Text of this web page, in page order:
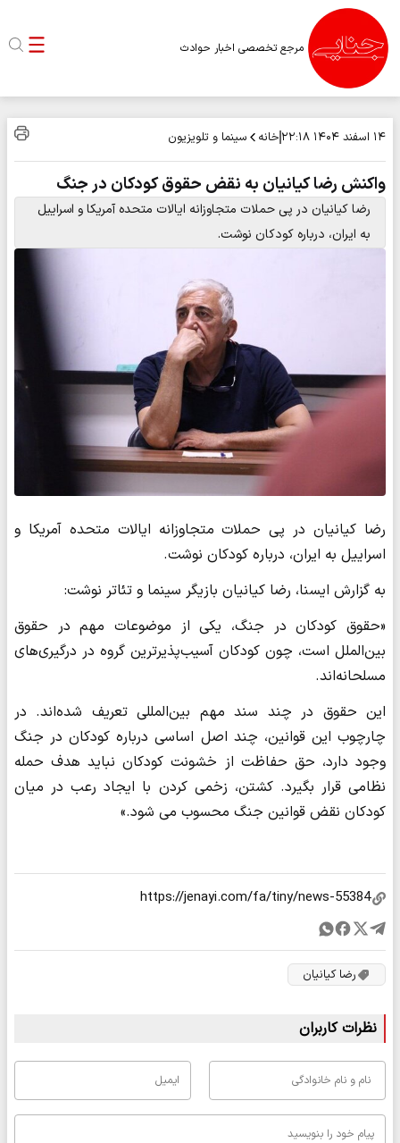
مرجع تخصصی اخبار حوادث
۱۴ اسفند ۱۴۰۴ ۲۲:۱۸ خانه سینما و تلویزیون
واکنش رضا کیانیان به نقض حقوق کودکان در جنگ
رضا کیانیان در پی حملات متجاوزانه ایالات متحده آمریکا و اسراییل
به ایران، درباره کودکان نوشت.
رضا کیانیان در پی حملات متجاوزانه ایالات متحده آمریکا و
اسراییل به ایران، درباره کودکان نوشت.
به گزارش ایسنا، رضا کیانیان بازیگر سینما و تئاتر نوشت:
«حقوق کودکان در جنگ، یکی از موضوعات مهم در حقوق
بین‌الملل است، چون کودکان آسیب‌پذیرترین گروه در درگیری‌های
مسلحانه‌اند.
این حقوق در چند سند مهم بین‌المللی تعریف شده‌اند. در
چارچوب این قوانین، چند اصل اساسی درباره کودکان در جنگ
وجود دارد، حق حفاظت از خشونت کودکان نباید هدف حمله
نظامی قرار بگیرد. کشتن، زخمی کردن با ایجاد رعب در میان
کودکان نقض قوانین جنگ محسوب می شود.»
رضا کیانیان
نظرات کاربران